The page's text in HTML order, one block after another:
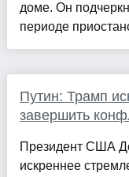
доме. Он
периоде
Путин: Трамп
завершить
Президент США
искреннее